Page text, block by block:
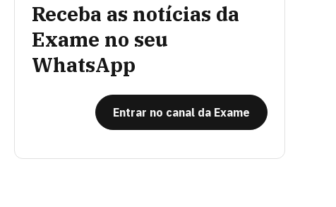
Receba as notícias da
Exame no seu
WhatsApp
Entrar no canal da Exame